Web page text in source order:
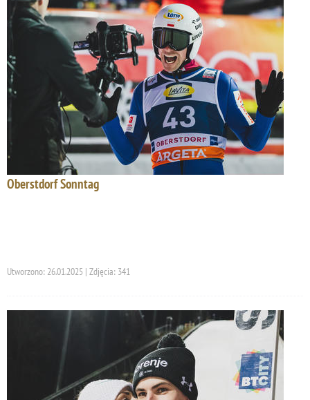
Oberstdorf Sonntag
Utworzono: 26.01.2025 | Zdjęcia: 341